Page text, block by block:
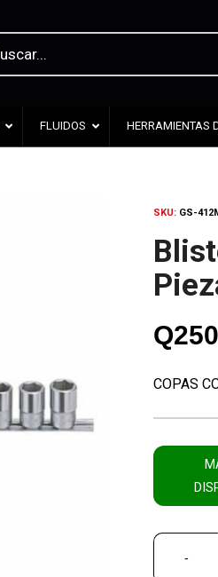
FLUIDOS HERRAMIENTAS
SKU: GS-
Q
COPAS